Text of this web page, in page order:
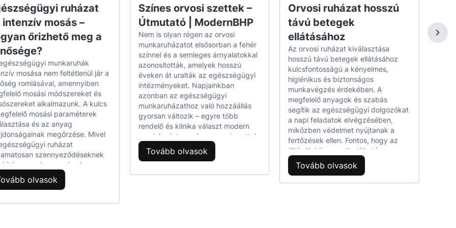
készletek– további védelem és kényelem a munkavégzés során.
a konyhai kesztyűk?
és szakácsoknak– sütőnél, edényeknél, serpenyőknél és grillnél való munkavégzésre.
segítőknek– forró edények és tepsik biztonságos szállítása.
truckoknak– ideális gyors szolgáltatáshoz és grillnél való munkavégzéshez.
szolgáltatásnak– kényelmes és esztétikus felszerelés események lebonyolításához.
és cukrászdáknak
– elengedhetetlen a sütők, formák és tepsik kezelésénél.
konyháknak
– univerzális, tartós és könnyen karbantartható.
kesztyűk találhatók a kínálatunkban?
konyhai kesztyűk
– vastag, szigetelő, a kezek teljes védelméért.
ruházat
intenzív mosás –
őrizhető meg a
munkaruhák
mosása nem feltétlenül jár a
romlásával, amennyiben
mosási módszereket és
alkalmazunk. A kulcs
mosási paraméterek
és az anyag
megőrzése. Mivel
ruházat
szennyeződéseknek
kitéve, rendszeres és alapos
igényel. Mindez azonban
is elvégezhető, hogy a szövet
figyelni a mosási
olvasok
Színes orvosi szettek –
Útmutató | ModernBHP
Nem is olyan régen az orvosi
munkaruházatot elsősorban a fehér
színnel és a semleges árnyalatokkal
azonosították, amelyek hosszú
éveken át uralták az egészségügyi
intézményeket. Napjainkban
azonban az egészségügyi
munkaruházathoz való hozzáállás
gyorsan változik – egyre több
rendelő és klinika választ modern
megjelenést, a színes orvosi szettek
pedig természetes részévé váltak
az egészségügyi dolgozók
scrubs szettek ötvözik a
Tovább olvasok
Orvosi ruházat hosszú
távú betegek
ellátásához
Az orvosi ruházat kiválasztása
hosszú távú betegek ellátásához
kulcsfontosságú a kényelmes,
higiénikus és biztonságos
munkavégzés érdekében. A
megfelelő anyagok és szabás
segítik az egészségügyi dolgozókat
a napi feladatok elvégzésében,
miközben védelmet nyújtanak a
fertőzések ellen. Fontos, hogy az
öltözék könnyen tisztítható,
légáteresztő és strapabíró legyen,
továbbá megfeleljen a munkahelyi
előírásoknak. Az optimális ruházat
Tovább olvasok